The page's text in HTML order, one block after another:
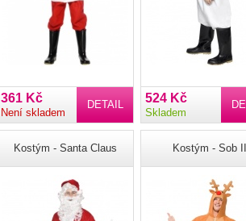
DETAIL
361 Kč
Není skladem
524 Kč
Skladem
Kostým - Santa Claus Kostým - Sob II